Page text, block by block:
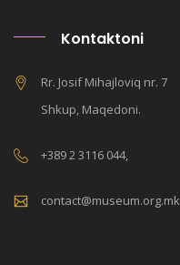
Kontaktoni
Rr. Josif Mihajloviq nr. 7
Shkup, Maqedoni.
+389 2 3116 044,
contact@museum.org.mk